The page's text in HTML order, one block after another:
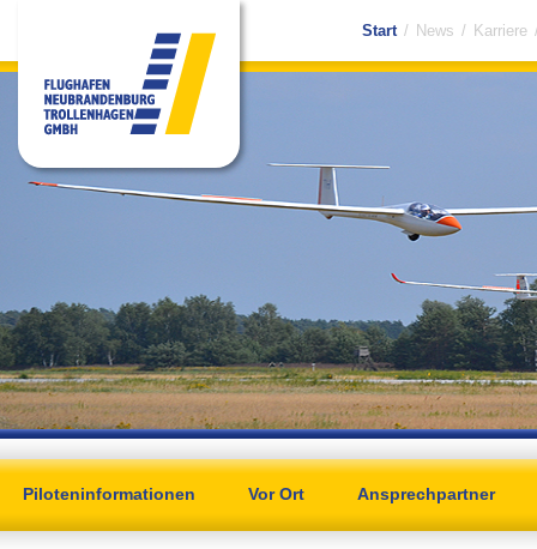
Start / News / Karriere
Piloteninformationen Vor Ort Ansprechpartner